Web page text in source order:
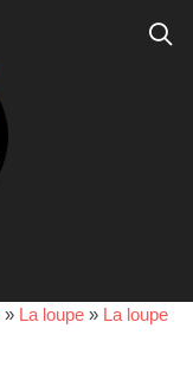
» La loupe » La loupe